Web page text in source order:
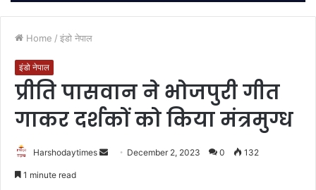
Home / इंडो नेपाल
इंडो नेपाल
प्रीति पासवान ने भोजपुरी गीत
गाकर दर्शकों को किया मंत्रमुग्ध
Harshodaytimes
Send December 2, 2023 0 132
1 minute read